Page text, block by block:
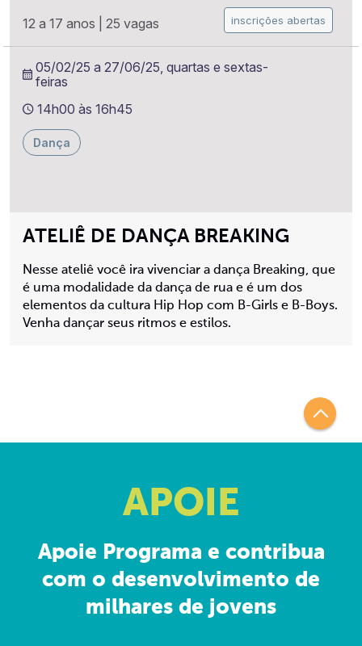
ATELIÊ DE DANÇA BREAKING
Nesse ateliê você ira vivenciar a dança Breaking, que
é uma modalidade da dança de rua e é um dos
elementos da cultura Hip Hop com B-Girls e B-Boys.
Venha dançar seus ritmos e estilos.
12 a 17 anos 25 vagas inscrições abertas
05/02/25 a 27/06/25, quartas e sextas-
feiras
14h00 às 16h45
Dança
APOIE
Apoie Programa e contribua
com o desenvolvimento de
milhares de jovens